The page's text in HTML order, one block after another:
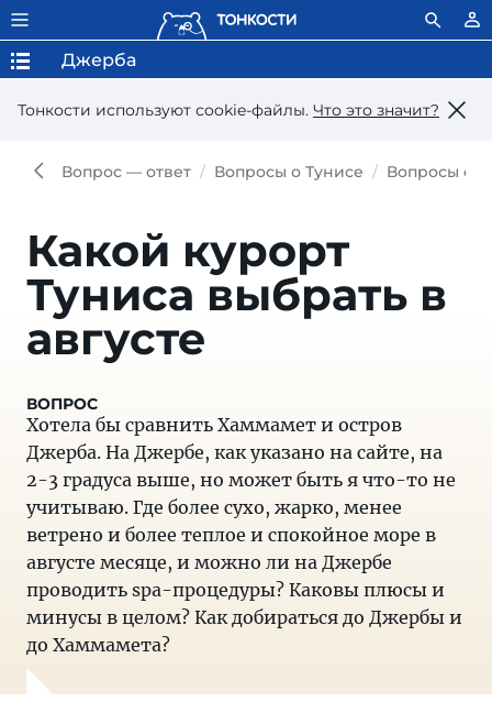
Тонкости используют сookie-файлы. Что это значит?
Джерба
Вопрос — ответ Вопросы о Тунисе Вопросы о
Какой курорт
Туниса выбрать в
августе
Хотела бы сравнить Хаммамет и остров
Джерба. На Джербе, как указано на сайте, на
2-3 градуса выше, но может быть я что-то не
учитываю. Где более сухо, жарко, менее
ветрено и более теплое и спокойное море в
августе месяце, и можно ли на Джербе
проводить spa-процедуры? Каковы плюсы и
минусы в целом? Как добираться до Джербы и
до Хаммамета?